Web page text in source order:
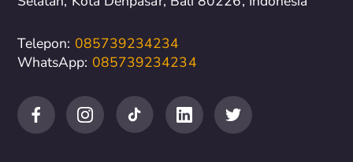
Telepon: 085739234234
WhatsApp: 085739234234